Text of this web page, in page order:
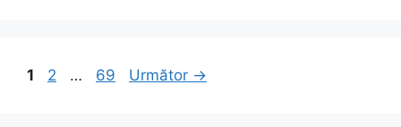
Pagina
1 Pagina
2 … Pagina
69 Următor →